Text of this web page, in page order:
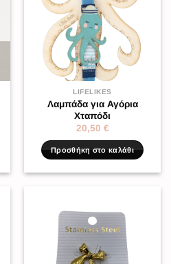
LIFELIKES
Λαμπάδα για Αγόρια
Χταπόδι
20,50 €
Προσθήκη στο καλάθι